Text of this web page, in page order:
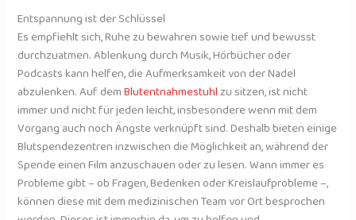
Entspannung ist der Schlüssel
Es empfiehlt sich, Ruhe zu bewahren sowie tief und bewusst
durchzuatmen. Ablenkung durch Musik, Hörbücher oder
Podcasts kann helfen, die Aufmerksamkeit von der Nadel
abzulenken. Auf demBlutentnahmestuhlzu sitzen, ist nicht
immer und nicht für jeden leicht, insbesondere wenn mit dem
Vorgang auch noch Ängste verknüpft sind. Deshalb bieten einige
Blutspendezentren inzwischen die Möglichkeit an, während der
Spende einen Film anzuschauen oder zu lesen. Wann immer es
Probleme gibt – ob Fragen, Bedenken oder Kreislaufprobleme –,
können diese mit dem medizinischen Team vor Ort besprochen